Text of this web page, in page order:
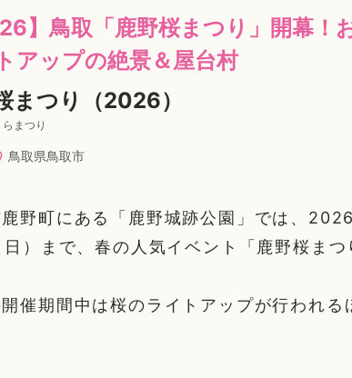
】鳥取「鹿野桜まつり」開幕！
アップの絶景＆屋台村
まつり（2026）
まつり
鳥取県鳥取市
野町にある「鹿野城跡公園」では、
）まで、春の人気イベント「鹿野桜まつ
催期間中は桜のライトアップが行われる